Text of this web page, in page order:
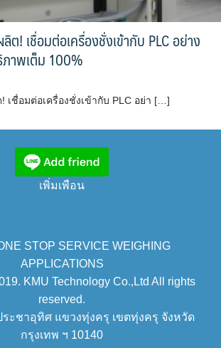
ต! เชื่อมต่อเครื่องชั่งเข้ากับ PLC อย่าง
าพเต็ม 100%
เชื่อมต่อเครื่องชั่งเข้ากับ PLC อย่า […]
เพิ่มเพือน
STOP SERVICE WEIGHING
APPLICATIONS
KMU Technology Co.,Ltd All rights
reserved.
ะชาอุทิศ แขวงทุ่งครุ เขตทุ่งครุ จังหวัด
กรุงเทพ ฯ 10140